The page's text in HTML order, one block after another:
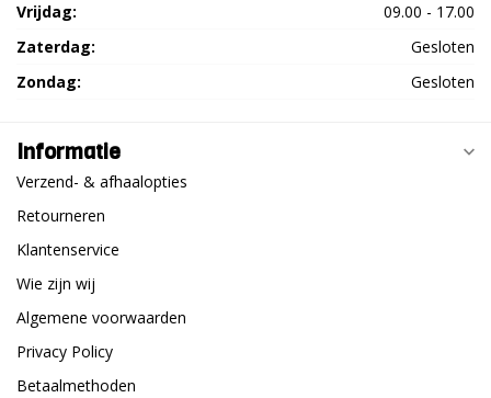
Vrijdag:
09.00 - 17.00
Zaterdag:
Gesloten
Zondag:
Gesloten
Informatie
Verzend- & afhaalopties
Retourneren
Klantenservice
Wie zijn wij
Algemene voorwaarden
Privacy Policy
Betaalmethoden